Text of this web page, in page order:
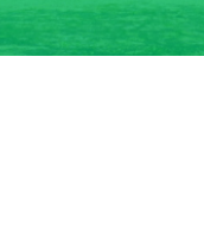
妊娠・出産